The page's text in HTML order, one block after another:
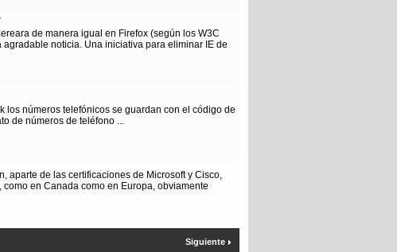
de manera igual en Firefox (según los W3C
noticia. Una iniciativa para eliminar IE de
los números telefónicos se guardan con el código de
de números de teléfono ...
aparte de las certificaciones de Microsoft y Cisco,
en Canada como en Europa, obviamente
Siguiente